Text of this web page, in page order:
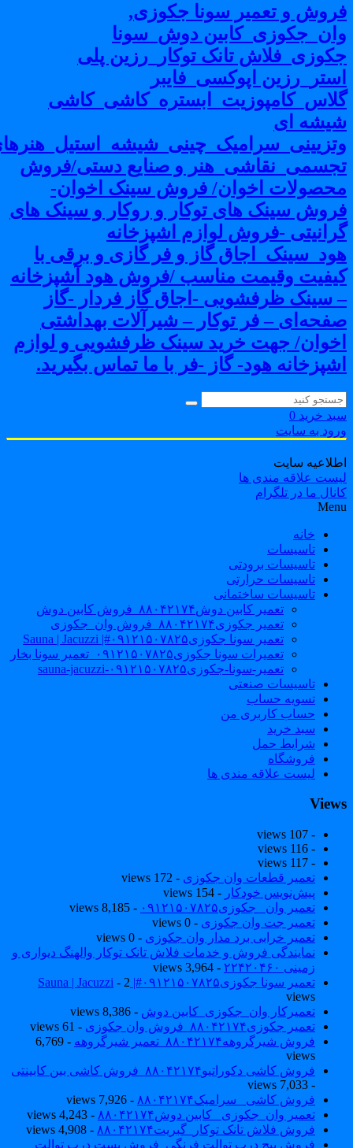
و تعمیر سونا جکوزی,
دوش_سونا
تانک توکار_رزین پلی
اپوکسی_فایبر
ای
و صنایع دستی/فروش
اخوان/ فروش سینک اخوان-
سینک های توکار و روکار و سینک های
-فروش لوازم اشپزخانه
گاز و فر گازی و برقی با
وقیمت مناسب /فروش هود آشپزخانه
سینک ظرفشویی -اجاق گاز فردار -گاز
– فر توکار – شیرآلات بهداشتی
جهت خرید سینک ظرفشویی و لوازم
هود- گاز -فر با ما تماس بگیرید.
خرید 0
به سایت
سایت
علاقه مندی ها
ما در تلگرام
خانه
تاسیسات
تاسیسات برودتی
تاسیسات حرارتی
تاسیسات ساختمانی
تعمیر کابین دوش۸۸۰۴۲۱۷۴_فروش کابین دوش
تعمیر جکوزی۸۸۰۴۲۱۷۴_فروش وان_جکوزی
تعمیر سونا جکوزی۰۹۱۲۱۵۰۷۸۲۵#| Sauna | Jacuzzi
تعمیرات سونا جکوزی۰۹۱۲۱۵۰۷۸۲۵_تعمیر سونا بخار
تعمیر-سونا-جکوزی۰۹۱۲۱۵۰۷۸۲۵-sauna-jacuzzi
تاسیسات صنعتی
تسویه حساب
حساب کاربری من
سبد خرید
شرایط حمل
فروشگاه
لیست علاقه مندی ها
- 107 views
- 116 views
- 117 views
تعمیر قطعات وان جکوزی - 172 views
پیش‌نویس خودکار- 154 views
تعمیر وان _جکوزی۰۹۱۲۱۵۰۷۸۲۵
- 8,185 views
تعمیر جت وان جکوزی - 0 views
تعمیر خرابی برد مدار وان جکوزی - 0 views
نمایندگی فروش و خدمات فلاش تانک توکار والهنگ دیواری و
زمینی ۲۲۴۲۰۴۶۰
- 3,964 views
تعمیر سونا جکوزی۰۹۱۲۱۵۰۷۸۲۵#| Sauna | Jacuzzi
- 2
views
تعمیرکار وان_جکوزی_کابین دوش- 8,386 views
تعمیر جکوزی۸۸۰۴۲۱۷۴_فروش وان جکوزی
- 61 views
فروش شیرگروهه۸۸۰۴۲۱۷۴_تعمیر شیرگروهه
- 6,769
views
فروش کاشی دکوراتیو۸۸۰۴۲۱۷۴_فروش کاشی بین کابینتی
فروش کاشی _سرامیک۸۸۰۴۲۱۷۴
- 7,926 views
تعمیر وان_جکوزی_ کابین دوش۸۸۰۴۲۱۷۴
- 4,243 views
فروش فلاش تانک توکار_گبریت۸۸۰۴۲۱۷۴
- 4,908 views
فروش پیچ درب توالت فرنگی_فروش بست درب توالت